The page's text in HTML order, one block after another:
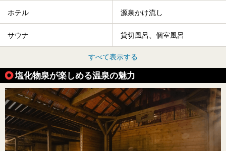
ホテル 源泉かけ流し
サウナ 貸切風呂、個室風呂
すべて表示する
塩化物泉が楽しめる温泉の魅力